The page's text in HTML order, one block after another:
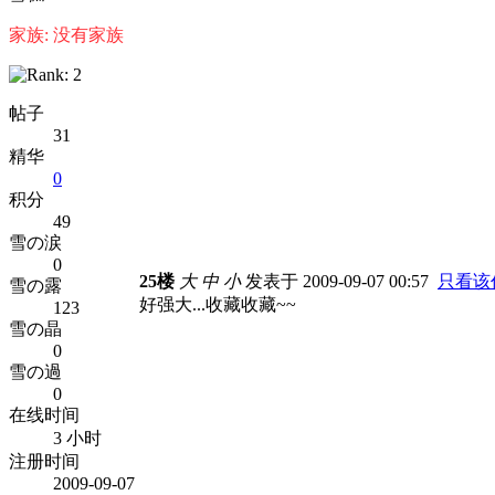
家族: 没有家族
帖子
31
精华
0
积分
49
雪の涙
0
雪の露
123
雪の晶
0
雪の過
0
在线时间
3 小时
注册时间
2009-09-07
25楼 大 中 小发表于 2009-09-07 00:57 只看该
好强大...收藏收藏~~